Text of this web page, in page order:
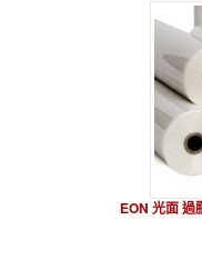
EON 光面